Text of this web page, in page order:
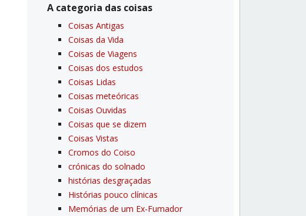
A categoria das coisas
Coisas Antigas
Coisas da Vida
Coisas de Viagens
Coisas dos estudos
Coisas Lidas
Coisas meteóricas
Coisas Ouvidas
Coisas que se dizem
Coisas Vistas
Cromos do Coiso
crónicas do solnado
histórias desgraçadas
Histórias pouco clí­nicas
Memórias de um Ex-Fumador